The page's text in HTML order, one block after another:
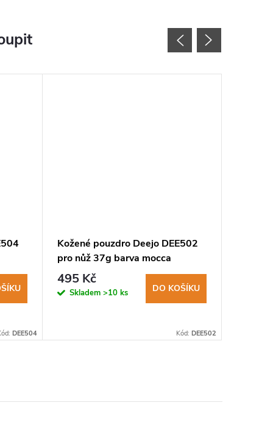
DEE504
Kožené pouzdro Deejo DEE502
pro nůž 37g barva mocca
495 Kč
Skladem >10 ks DO KOŠÍKU
Kód: DEE502